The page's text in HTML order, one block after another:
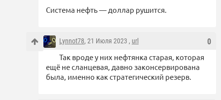
Система нефть — доллар рушится.
0
Lynnot78, 21 Июля 2023 , url
Так вроде у них нефтянка старая, которая
ещё не сланцевая, давно законсервирована
была, именно как стратегический резерв.